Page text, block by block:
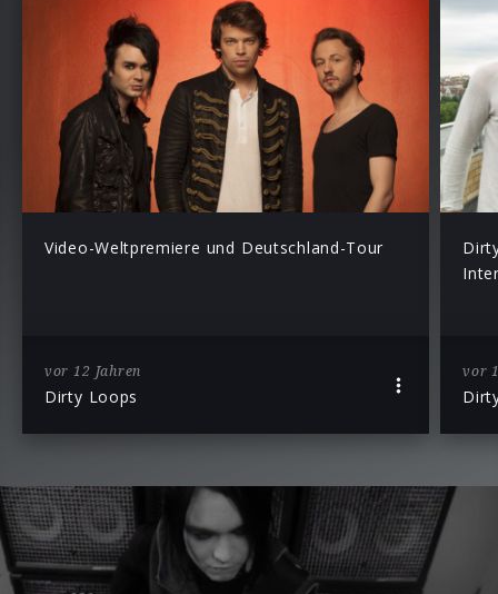
Video-Weltpremiere und Deutschland-Tour
vor 12 Jahren
Dirty Loops
vor